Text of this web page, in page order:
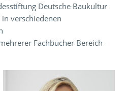
Deutsche Baukultur
verschiedenen
Fachbücher Bereich